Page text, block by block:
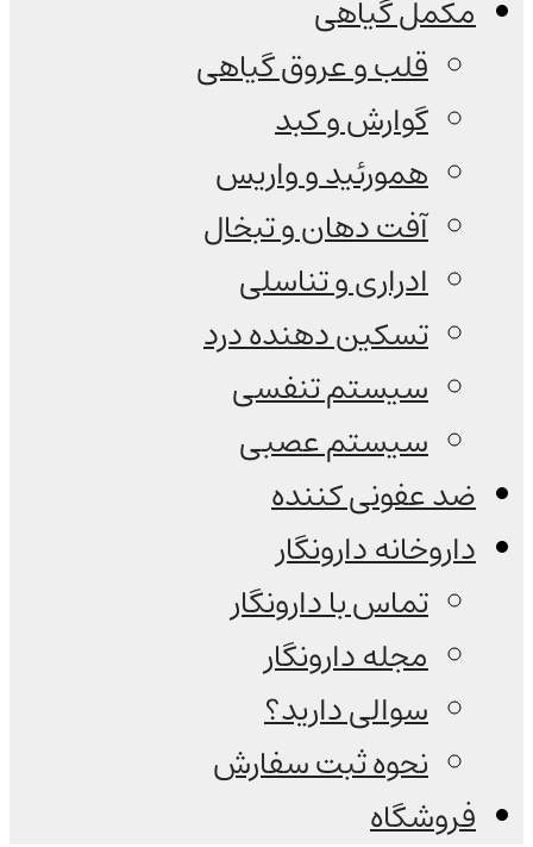
مکمل گیاهی
قلب و عروق گیاهی
گوارش و کبد
همورئید و واریس
آفت دهان و تبخال
ادراری و تناسلی
تسکین دهنده درد
سیستم تنفسی
سیستم عصبی
ضد عفونی کننده
داروخانه دارونگار
تماس با دارونگار
مجله دارونگار
سوالی دارید؟
نحوه ثبت سفارش
فروشگاه